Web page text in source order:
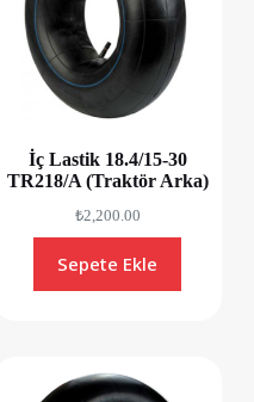
İç Lastik 18.4/15-30
TR218/A (Traktör Arka)
₺2,200.00
Sepete Ekle